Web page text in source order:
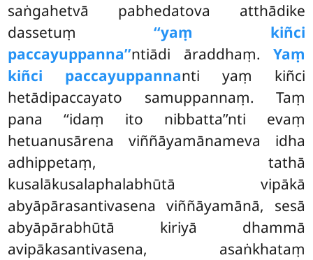
saṅgahetvā pabhedatova atthādike
dassetuṃ ‘‘yaṃ kiñci
paccayuppanna’’ntiādi āraddhaṃ. Yaṃ
kiñci paccayuppannanti yaṃ kiñci
hetādipaccayato samuppannaṃ. Taṃ
pana ‘‘idaṃ ito nibbatta’’nti evaṃ
hetuanusārena viññāyamānameva idha
adhippetaṃ, tathā
kusalākusalaphalabhūtā vipākā
abyāpārasantivasena viññāyamānā, sesā
abyāpārabhūtā kiriyā dhammā
avipākasantivasena, asaṅkhataṃ